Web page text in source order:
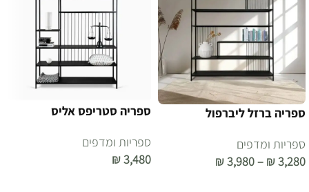
ספריה ברזל ליברפול
ספריות ומדפים
₪3,280
–
₪3,980
ספריה סטריפס אליס
ספריות ומדפים
₪3,480